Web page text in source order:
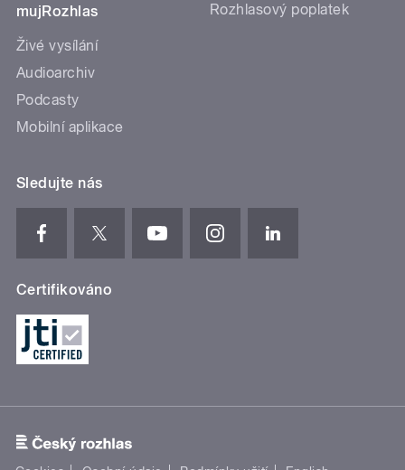
mujRozhlas
Živé vysílání
Audioarchiv
Podcasty
Mobilní aplikace
Rozhlasový poplatek
Sledujte nás
Certifikováno